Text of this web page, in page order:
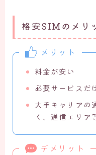
格安SIMのメリ
メリット
料金が安い
必要サービスだ
大手キャリアの
く、通信エリア
デメリット